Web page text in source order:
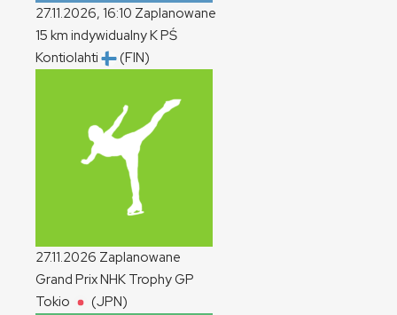
27.11.2026, 16:10 Zaplanowane
15 km indywidualnyKPŚ
Kontiolahti
(FIN)
27.11.2026 Zaplanowane
Grand Prix NHK TrophyGP
Tokio
(JPN)